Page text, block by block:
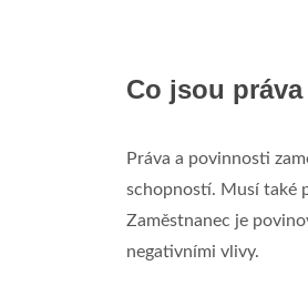
Co jsou
Práva a povinnosti
schopností. Musí také
Zaměstnanec je
negativními vlivy.